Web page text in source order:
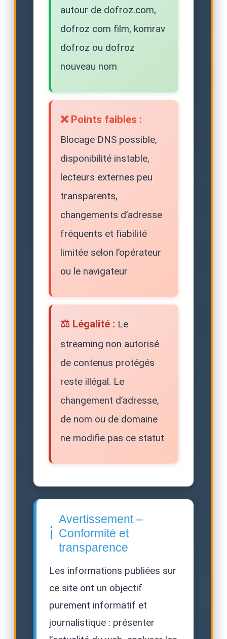
autour de dofroz.com,
dofroz com film, komrav
dofroz ou dofroz
nouveau nom
❌ Points faibles :
Blocage DNS possible,
disponibilité instable,
lecteurs externes peu
transparents,
changements d’adresse
fréquents et fiabilité
limitée selon l’opérateur
ou le navigateur
⚖️ Légalité : Le
streaming non autorisé
de contenus protégés
reste illégal. Le
changement d’adresse,
de nom ou de domaine
ne modifie pas ce statut
ℹ️
Avertissement –
Conformité et
transparence
Les informations publiées sur
ce site ont un objectif
purement informatif et
journalistique : présenter